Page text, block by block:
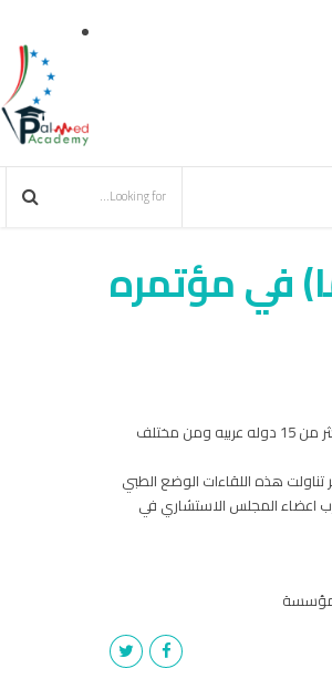
في مؤتمره
شارك تجمع الاطباء الفلسطينيين في اوروبا في اجتماعات (الفيما) في مؤتمره 25 وذلك مابين 28-29/07 تموز في مدينة مراكش في المغرب. حضر المؤتمر مايقارب 40 طبيب يمثلون اكثر من 15 دوله عربيه ومن مختلف
هذه اللقاءات الوضع الطبي
اعضاء المجلس الاستشاري في